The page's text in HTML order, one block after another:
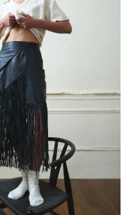
08 10 12
AGREGAR AL CARRITO